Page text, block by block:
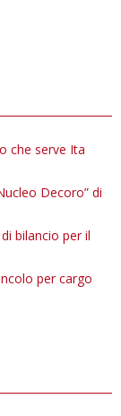
che serve Ita
Decoro” di
bilancio per il
per cargo